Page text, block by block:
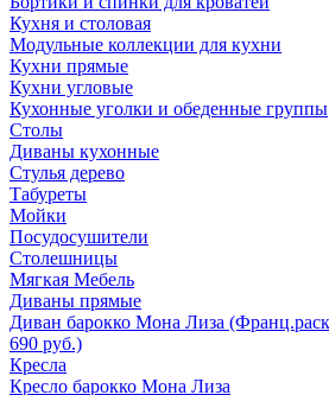
Кухня и столовая
Модульные коллекции для кухни
Кухни прямые
Кухни угловые
Кухонные уголки и обеденные группы
Столы
Диваны кухонные
Стулья дерево
Табуреты
Мойки
Посудосушители
Столешницы
Мягкая Мебель
Диваны прямые
Диван барокко Мона Лиза
690 руб.)
Кресла
Кресло барокко Мона Лиза